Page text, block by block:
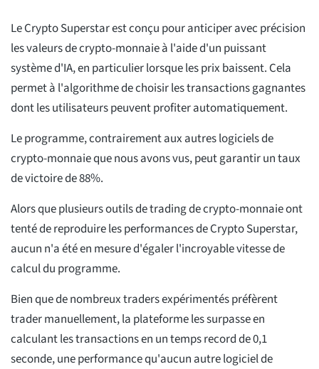
Le Crypto Superstar est conçu pour anticiper avec précision
les valeurs de crypto-monnaie à l'aide d'un puissant
système d'IA, en particulier lorsque les prix baissent. Cela
permet à l'algorithme de choisir les transactions gagnantes
dont les utilisateurs peuvent profiter automatiquement.
Le programme, contrairement aux autres logiciels de
crypto-monnaie que nous avons vus, peut garantir un taux
de victoire de 88%.
Alors que plusieurs outils de trading de crypto-monnaie ont
tenté de reproduire les performances de Crypto Superstar,
aucun n'a été en mesure d'égaler l'incroyable vitesse de
calcul du programme.
Bien que de nombreux traders expérimentés préfèrent
trader manuellement, la plateforme les surpasse en
calculant les transactions en un temps record de 0,1
seconde, une performance qu'aucun autre logiciel de